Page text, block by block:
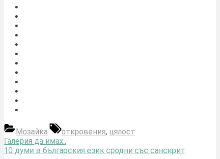
Мозайка
Tags:
откровения, цялост
Навигация
Previous
Post:
Галерия да имах..
Next
10 думи в българския език сродни със санскрит